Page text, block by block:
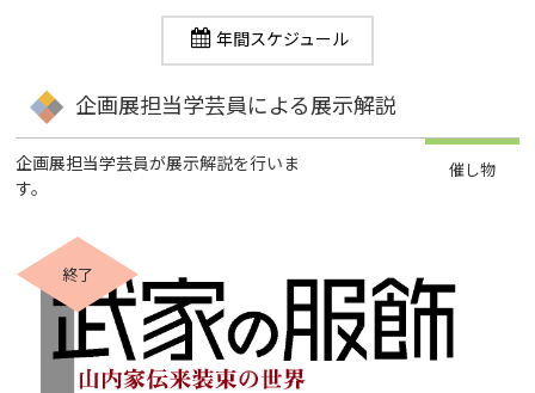
年間スケジュール
企画展担当学芸員による展示解説
企画展担当学芸員が展示解説を行いま
す。
催し物
終了